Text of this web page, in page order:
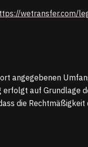
wetransfer.com/
angegebenen
auf Grundlage
die